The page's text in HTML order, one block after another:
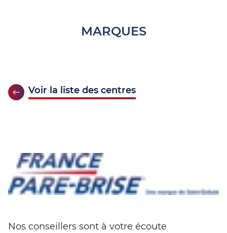
MARQUES
Voir la liste des centres
Nos conseillers sont à votre écoute